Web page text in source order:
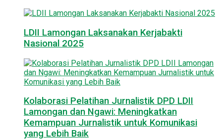
LDII Lamongan Laksanakan Kerjabakti
Nasional 2025
Kolaborasi Pelatihan Jurnalistik DPD LDII
Lamongan dan Ngawi: Meningkatkan
Kemampuan Jurnalistik untuk Komunikasi
yang Lebih Baik